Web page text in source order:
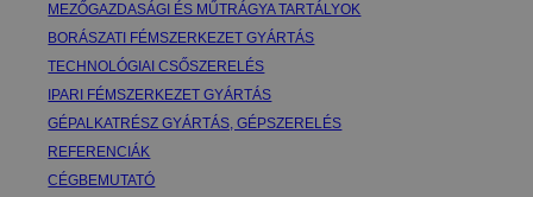
MEZŐGAZDASÁGI ÉS MŰTRÁGYA TARTÁLYOK
BORÁSZATI FÉMSZERKEZET GYÁRTÁS
TECHNOLÓGIAI CSŐSZERELÉS
IPARI FÉMSZERKEZET GYÁRTÁS
GÉPALKATRÉSZ GYÁRTÁS, GÉPSZERELÉS
REFERENCIÁK
CÉGBEMUTATÓ